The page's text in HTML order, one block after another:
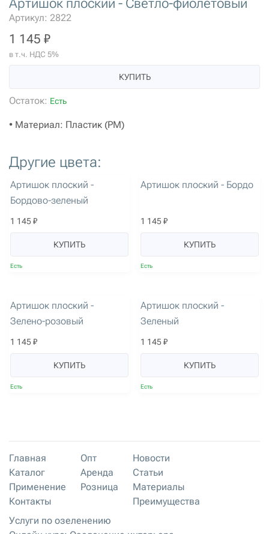
Артикул: 2822
1 145 ₽
в т.ч. НДС 5%
КУПИТЬ
Остаток: Есть
• Материал: Пластик (PM)
Другие цвета:
артикул: 2825
Артишок плоский -
Бордово-зеленый
1 145 ₽
КУПИТЬ
Есть
Артишок плоский - Бордо
1 145 ₽
КУПИТЬ
Есть
Артишок плоский -
Зелено-розовый
1 145 ₽
КУПИТЬ
Есть
Артишок плоский -
Зеленый
1 145 ₽
КУПИТЬ
Есть
Главная
Каталог
Применение
Контакты
Опт
Аренда
Розница
Новости
Статьи
Материалы
Преимущества
Услуги по озеленению